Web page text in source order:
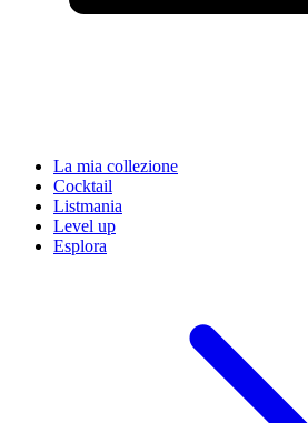
La mia collezione
Cocktail
Listmania
Level up
Esplora